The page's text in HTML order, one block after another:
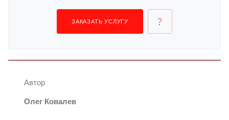
ЗАКАЗАТЬ УСЛУГУ
Автор
Олег Ковалев